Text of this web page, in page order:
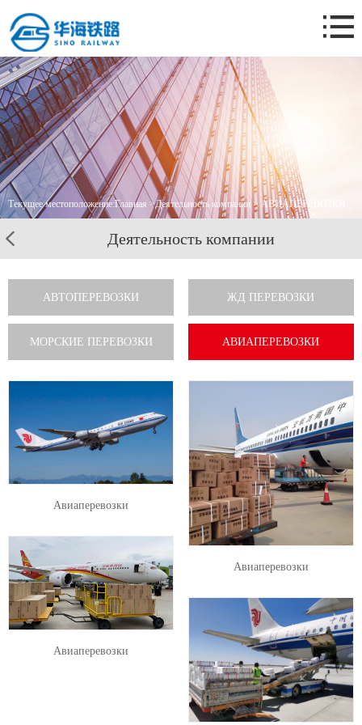
Главная
О нас.
Деятельность компании
Новости компании
Бизнес-кейс
Контакты
Текущее местоположение:Главная >Деятельность компании> АВИАПЕРЕВОЗКИ
Деятельность компании
АВТОПЕРЕВОЗКИ ЖД ПЕРЕВОЗКИ
МОРСКИЕ ПЕРЕВОЗКИ АВИАПЕРЕВОЗКИ
Авиаперевозки
Авиаперевозки
Авиаперевозки